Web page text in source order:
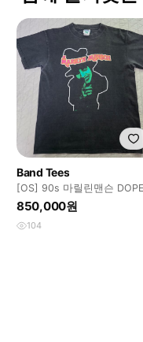
Band Tees
[OS] 90s 마릴린맨슨 DOPE
FIEND 빈티지 밴드티
850,000원
104